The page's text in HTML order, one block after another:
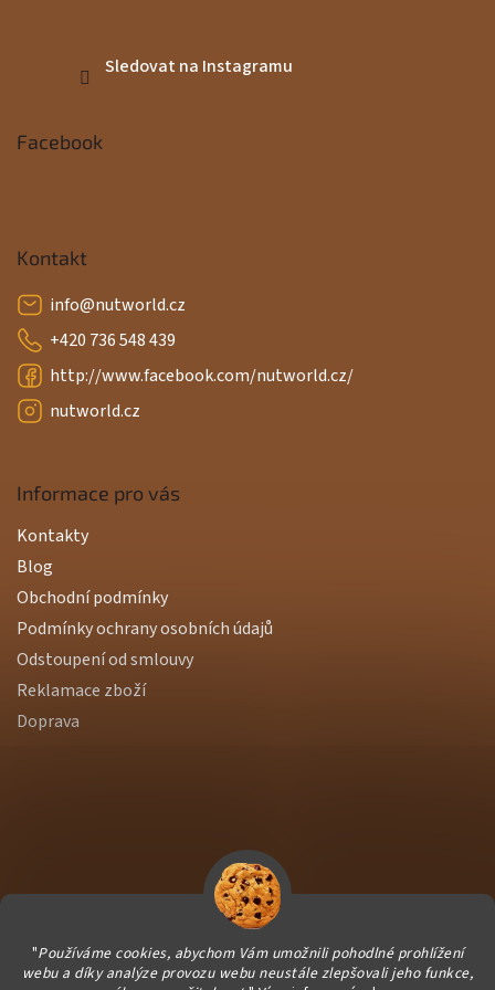
"Používáme cookies, abychom Vám umožnili pohodlné prohlížení
webu a díky analýze provozu webu neustále zlepšovali jeho funkce,
Sledovat na Instagramu
Facebook
Kontakt
info@nutworld.cz
+420 736 548 439
http://www.facebook.com/nutworld.cz/
nutworld.cz
Informace pro vás
Kontakty
Blog
Obchodní podmínky
Podmínky ochrany osobních údajů
Odstoupení od smlouvy
Reklamace zboží
Doprava